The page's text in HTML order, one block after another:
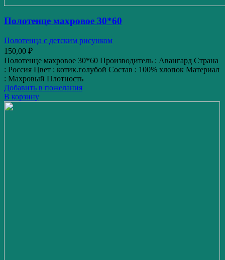
Полотенце махровое 30*60
Полотенца с детским рисунком
150,00 ₽
Полотенце махровое 30*60 Производитель : Авангард Страна
: Россия Цвет : котик.голубой Состав : 100% хлопок Материал
: Махровый Плотность
Добавить в пожелания
В корзину